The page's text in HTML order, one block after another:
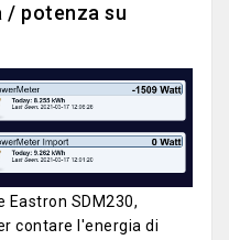
/ potenza su
Eastron SDM230,
contare l'energia di